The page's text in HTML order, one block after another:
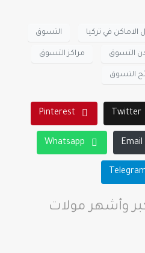
الاماكن في تركيا التسوق
التسوق مراكز التسوق
التسوق
Twitter
Pinterest
Email
Whatsapp
وأشهر مولات